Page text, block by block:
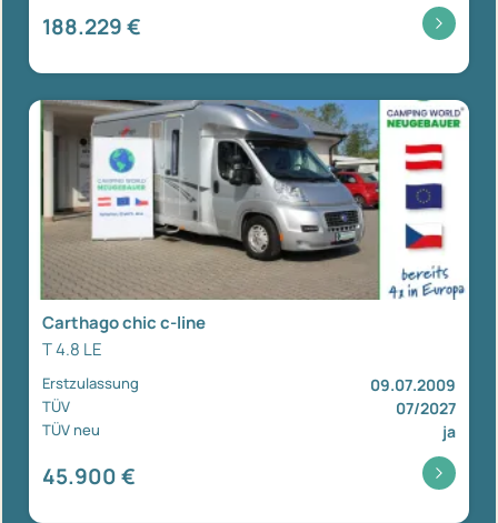
188.229 €
Carthago chic c-line
T 4.8 LE
Erstzulassung 09.07.2009
TÜV 07/2027
TÜV neu ja
45.900 €